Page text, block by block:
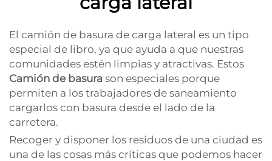
El camión de basura de carga lateral es un tipo
especial de libro, ya que ayuda a que nuestras
comunidades estén limpias y atractivas. Estos
Camión de basura son especiales porque
permiten a los trabajadores de saneamiento
cargarlos con basura desde el lado de la
carretera.
Recoger y disponer los residuos de una ciudad es
una de las cosas más críticas que podemos hacer